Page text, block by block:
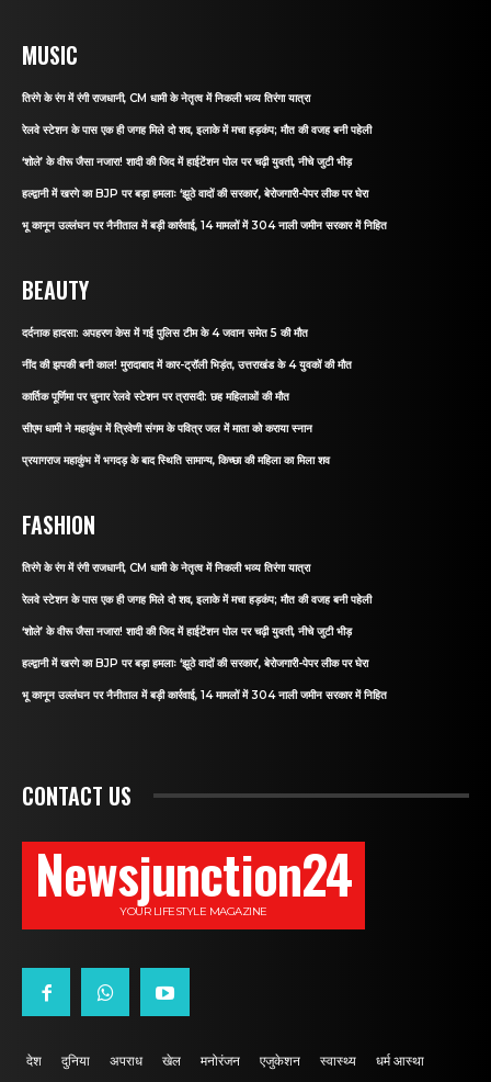
MUSIC
तिरंगे के रंग में रंगी राजधानी, CM धामी के नेतृत्व में निकली भव्य तिरंगा यात्रा
रेलवे स्टेशन के पास एक ही जगह मिले दो शव, इलाके में मचा हड़कंप; मौत की वजह बनी पहेली
‘शोले’ के वीरू जैसा नजारा! शादी की जिद में हाईटेंशन पोल पर चढ़ी युवती, नीचे जुटी भीड़
हल्द्वानी में खरगे का BJP पर बड़ा हमलाः ‘झूठे वादों की सरकार’, बेरोजगारी-पेपर लीक पर घेरा
भू कानून उल्लंघन पर नैनीताल में बड़ी कार्रवाई, 14 मामलों में 304 नाली जमीन सरकार में निहित
BEAUTY
दर्दनाक हादसा: अपहरण केस में गई पुलिस टीम के 4 जवान समेत 5 की मौत
नींद की झपकी बनी काल! मुरादाबाद में कार-ट्रॉली भिड़ंत, उत्तराखंड के 4 युवकों की मौत
कार्तिक पूर्णिमा पर चुनार रेलवे स्टेशन पर त्रासदी: छह महिलाओं की मौत
सीएम धामी ने महाकुंभ में त्रिवेणी संगम के पवित्र जल में माता को कराया स्नान
प्रयागराज महाकुंभ में भगदड़ के बाद स्थिति सामान्य, किच्छा की महिला का मिला शव
FASHION
तिरंगे के रंग में रंगी राजधानी, CM धामी के नेतृत्व में निकली भव्य तिरंगा यात्रा
रेलवे स्टेशन के पास एक ही जगह मिले दो शव, इलाके में मचा हड़कंप; मौत की वजह बनी पहेली
‘शोले’ के वीरू जैसा नजारा! शादी की जिद में हाईटेंशन पोल पर चढ़ी युवती, नीचे जुटी भीड़
हल्द्वानी में खरगे का BJP पर बड़ा हमलाः ‘झूठे वादों की सरकार’, बेरोजगारी-पेपर लीक पर घेरा
भू कानून उल्लंघन पर नैनीताल में बड़ी कार्रवाई, 14 मामलों में 304 नाली जमीन सरकार में निहित
CONTACT US
Newsjunction24
YOUR LIFESTYLE MAGAZINE
देश दुनिया अपराध खेल मनोरंजन एजुकेशन स्वास्थ्य धर्म आस्था